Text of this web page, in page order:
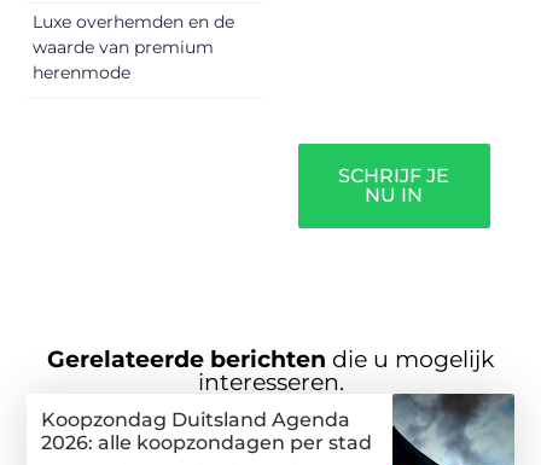
Luxe overhemden en de
waarde van premium
herenmode
SCHRIJF JE
NU IN
Gerelateerde berichten die u mogelijk
interesseren.
Koopzondag Duitsland Agenda
2026: alle koopzondagen per stad